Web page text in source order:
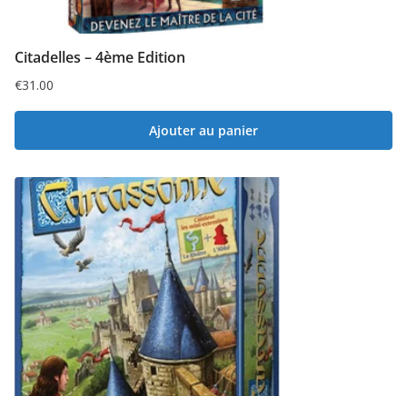
Citadelles – 4ème Edition
€31.00
Ajouter au panier